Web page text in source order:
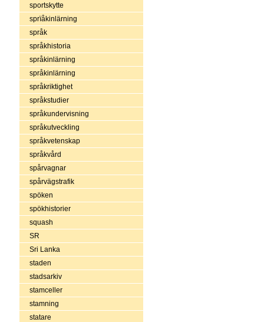
sportskytte
sprïåkinlärning
språk
språkhistoria
språkinlärning
språkinlärning
språkriktighet
språkstudier
språkundervisning
språkutveckling
språkvetenskap
språkvård
spårvagnar
spårvägstrafik
spöken
spökhistorier
squash
SR
Sri Lanka
staden
stadsarkiv
stamceller
stamning
statare